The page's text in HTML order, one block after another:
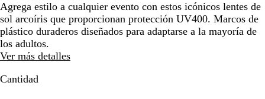
zoom
y
las
de
zoom
y
las
Agrega estilo a cualquier evento con estos icónicos lentes de
sol arcoíris que proporcionan protección UV400. Marcos de
plástico duraderos diseñados para adaptarse a la mayoría de
los adultos.
Ver más detalles
Cantidad